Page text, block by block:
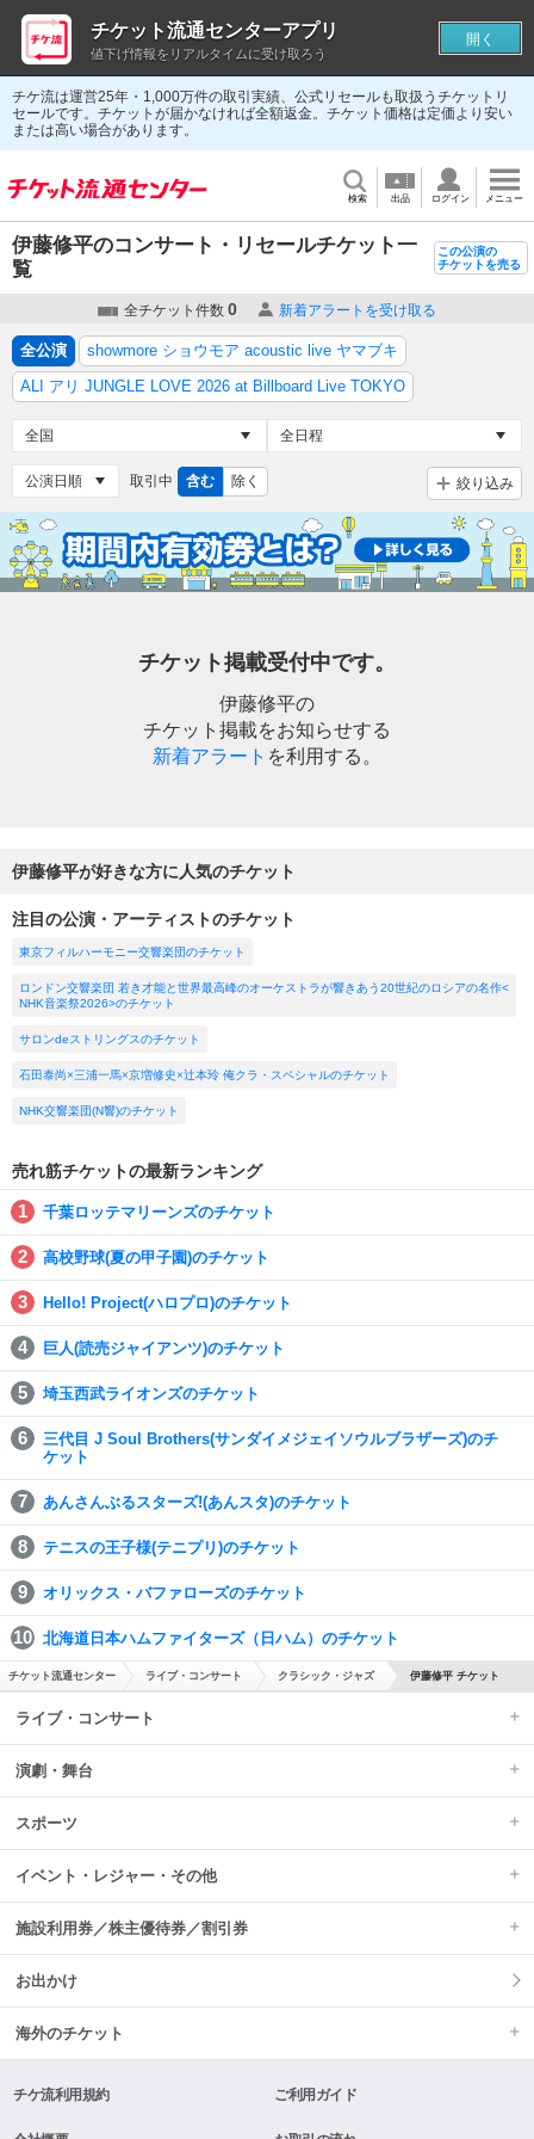
チケ流は運営25年・1,000万件の取引実績、公式リセールも取扱うチケットリ
セールです。チケットが届かなければ全額返金。チケット価格は定価より安い
または高い場合があります。
検索 出品 ログイン メニュー
伊藤修平のコンサート・リセールチケット一
覧
この公演の
チケットを売る
全チケット件数 0 新着アラートを受け取る
全公演
showmore ショウモア acoustic live ヤマブキ
ALI アリ JUNGLE LOVE 2026 at Billboard Live TOKYO
取引中 含む 除く 絞り込み
チケット掲載受付中です。
伊藤修平の
チケット掲載をお知らせする
新着アラート を利用する。
伊藤修平が好きな方に人気のチケット
注目の公演・アーティストのチケット
東京フィルハーモニー交響楽団のチケット
ロンドン交響楽団 若き才能と世界最高峰のオーケストラが響きあう20世紀のロシアの名作<
NHK音楽祭2026>のチケット
サロンdeストリングスのチケット
石田泰尚×三浦一馬×京増修史×辻本玲 俺クラ・スペシャルのチケット
NHK交響楽団(N響)のチケット
売れ筋チケットの最新ランキング
千葉ロッテマリーンズのチケット
高校野球(夏の甲子園)のチケット
Hello! Project(ハロプロ)のチケット
巨人(読売ジャイアンツ)のチケット
埼玉西武ライオンズのチケット
三代目 J Soul Brothers(サンダイメジェイソウルブラザーズ)のチ
ケット
あんさんぶるスターズ!(あんスタ)のチケット
テニスの王子様(テニプリ)のチケット
オリックス・バファローズのチケット
北海道日本ハムファイターズ（日ハム）のチケット
チケット流通センター ライブ・コンサート クラシック・ジャズ 伊藤修平 チケット
ライブ・コンサート
演劇・舞台
スポーツ
イベント・レジャー・その他
施設利用券／株主優待券／割引券
お出かけ
海外のチケット
チケ流利用規約 ご利用ガイド
チケット流通センターアプリ
値下げ情報をリアルタイムに受け取ろう
開く